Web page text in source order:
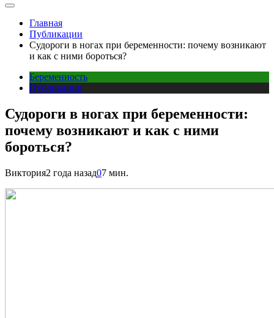
Главная
Публикации
Судороги в ногах при беременности: почему возникают
и как с ними бороться?
Беременность
Публикации
Судороги в ногах при беременности:
почему возникают и как с ними
бороться?
Виктория2 года назад07 мин.